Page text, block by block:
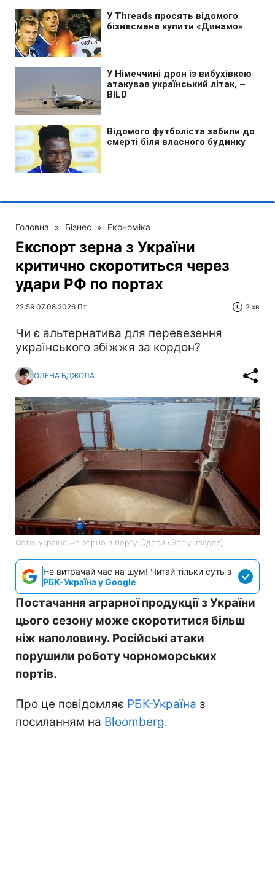
Головна » Бізнес » Економіка
Експорт зерна з України
критично скоротиться через
удари РФ по портах
22:59 07.08.2026 Пт 2 хв
Чи є альтернатива для перевезення
українського збіжжя за кордон?
ОЛЕНА БДЖОЛА
Фото: українське зерно в порту Одеси (Getty Images)
Не витрачай час на шум! Читай тільки суть з
РБК-Україна у Google
Постачання аграрної продукції з України
цього сезону може скоротитися більш
ніж наполовину. Російські атаки
порушили роботу чорноморських
портів.
Про це повідомляє РБК-Україна з
посиланням на Bloomberg.